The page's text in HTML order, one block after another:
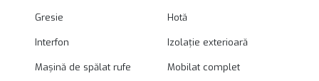
Gresie Hotă
Interfon Izolație exterioară
Mașină de spălat rufe Mobilat complet